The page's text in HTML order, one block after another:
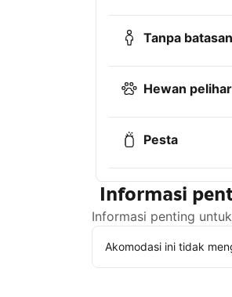
Tanpa
Hewan
Pesta
Informasi
Informasi penting
Akomodasi ini tidak